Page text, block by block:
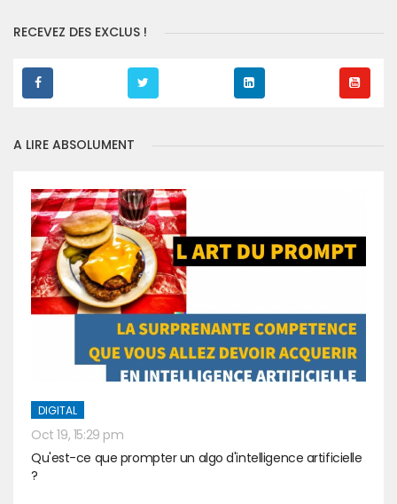
RECEVEZ DES EXCLUS !
A LIRE ABSOLUMENT
DIGITAL
Oct 19, 15:29 pm
Qu'est-ce que prompter un algo d'intelligence artificielle
?